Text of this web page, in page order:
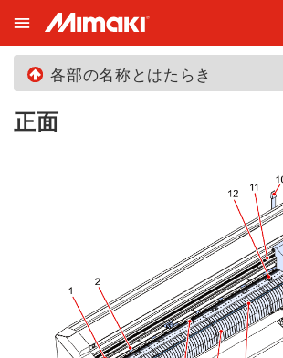
各部の名称とはたらき
正面